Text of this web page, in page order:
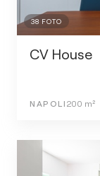
38 FOTO
CV House
NAPOLI 200 m²